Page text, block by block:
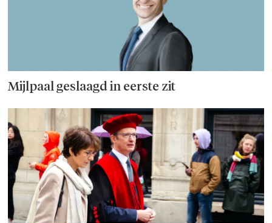
Mijlpaal geslaagd in eerste zit